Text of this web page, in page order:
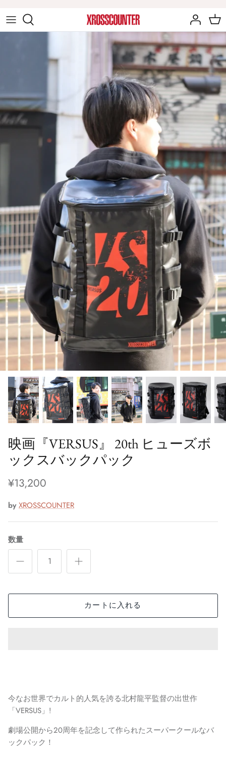
キ
ッ
戸川純アイテム
ゲームアイテム
映画アイテム
ジェットコースターアイテム
童夢・零アイテム
甲府星人アイテム
辻秀輝アイテム
映画『VERSUS』 20th ヒューズボ
ックスバックパック
¥13,200
by XROSSCOUNTER
数量
カートに入れる
今なお世界でカルト的人気を誇る北村龍平監督の出世作
「VERSUS」!
劇場公開から20周年を記念して作られたスーパークールなバ
ックパック！